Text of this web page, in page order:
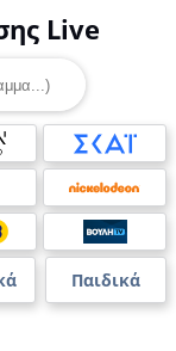
Live
Παιδικά